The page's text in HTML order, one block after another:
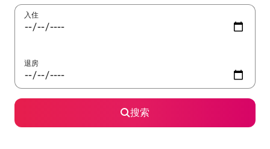
入住
退房
搜索